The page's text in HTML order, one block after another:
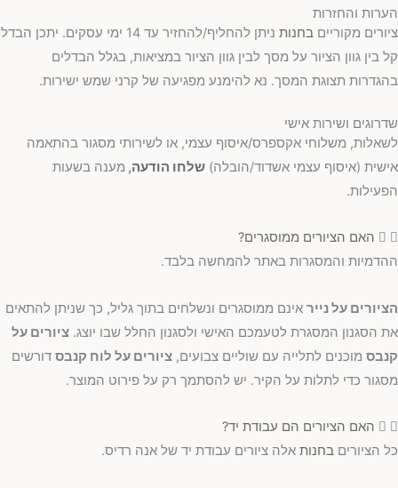
הערות והחזרות
ציורים מקוריים בחנות
ניתן להחליף/להחזיר עד 14 ימי עסקים. יתכן הבדל
קל בין גוון הציור על מסך לבין גוון הציור במציאות, בגלל הבדלים
בהגדרות תצוגת המסך. נא להימנע מפגיעה של קרני שמש ישירות.
שדרוגים ושירות אישי
לשאלות, משלוחי אקספרס/איסוף עצמי, או לשירותי מסגור בהתאמה
אישית (איסוף עצמי אשדוד/הובלה) שלחו הודעה, מענה בשעות
הפעילות.
האם הציורים ממוסגרים?
ההדמיות והמסגרות באתר להמחשה בלבד.
הציורים על נייר אינם ממוסגרים ונשלחים בתוך גליל, כך שניתן להתאים
את הסגנון המסגרת לטעמכם האישי ולסגנון החלל שבו יוצג. ציורים על
קנבס מוכנים לתלייה עם שוליים צבועים, ציורים על לוח קנבס דורשים
מסגור כדי לתלות על הקיר. יש להסתמך רק על פירוט המוצר.
האם הציורים הם עבודת יד?
כל הציורים בחנות אלה ציורים עבודת יד של אנה רדיס.